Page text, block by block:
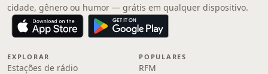
cidade, gênero ou humor — grátis em qualquer dispositivo.
EXPLORAR
Estações de rádio
POPULARES
RFM